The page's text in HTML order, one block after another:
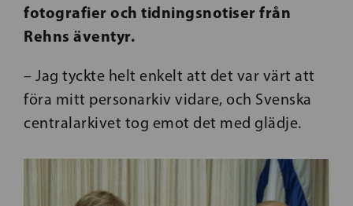
fotografier och tidningsnotiser från
Rehns äventyr.
– Jag tyckte helt enkelt att det var värt att
föra mitt personarkiv vidare, och Svenska
centralarkivet tog emot det med glädje.